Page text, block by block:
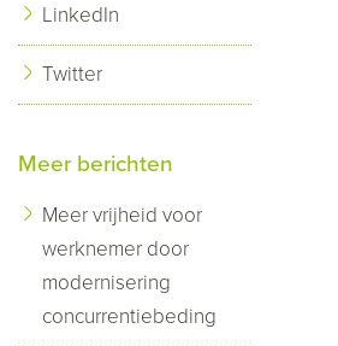
LinkedIn
Twitter
Meer berichten
Meer vrijheid voor
werknemer door
modernisering
concurrentiebeding